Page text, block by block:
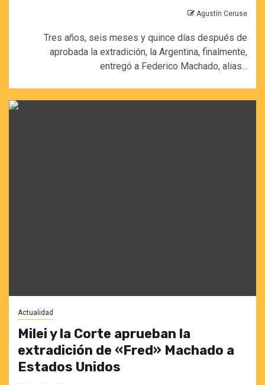
Agustín Ceruse
Tres años, seis meses y quince días después de
aprobada la extradición, la Argentina, finalmente,
entregó a Federico Machado, alias...
Actualidad
Milei y la Corte aprueban la
extradición de «Fred» Machado a
Estados Unidos